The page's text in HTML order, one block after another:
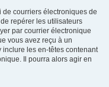
de courriers électroniques de
repérer les utilisateurs
par courrier électronique
vous avez reçu à un
inclure les en-têtes contenant
Il pourra alors agir en